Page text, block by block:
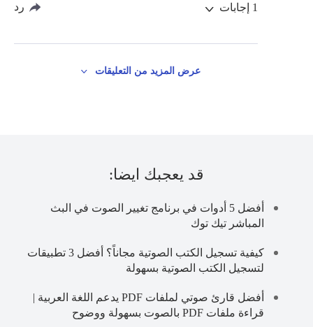
1 إجابات رد
عرض المزيد من التعليقات
قد يعجبك ايضا:
أفضل 5 أدوات في برنامج تغيير الصوت في البث
المباشر تيك توك
كيفية تسجيل الكتب الصوتية مجاناً؟ أفضل 3 تطبيقات
لتسجيل الكتب الصوتية بسهولة
أفضل قارئ صوتي لملفات PDF يدعم اللغة العربية |
قراءة ملفات PDF بالصوت بسهولة ووضوح